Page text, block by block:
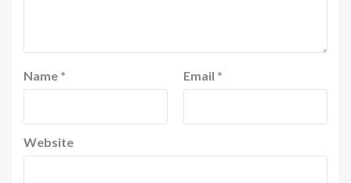
Name * Email *
Website